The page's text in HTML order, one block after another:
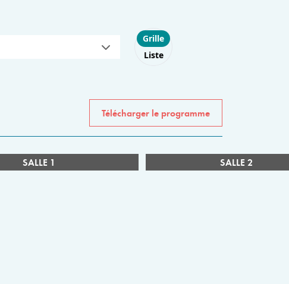
Choose layout
Grille
Liste
Télécharger le programme
SALLE 1
SALLE 2